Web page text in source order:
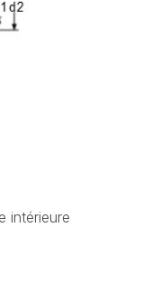
intérieure